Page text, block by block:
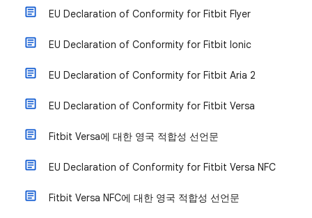
EU Declaration of Conformity for Fitbit Flyer
EU Declaration of Conformity for Fitbit Ionic
EU Declaration of Conformity for Fitbit Aria 2
EU Declaration of Conformity for Fitbit Versa
Fitbit Versa에 대한 영국 적합성 선언문
EU Declaration of Conformity for Fitbit Versa NFC
Fitbit Versa NFC에 대한 영국 적합성 선언문